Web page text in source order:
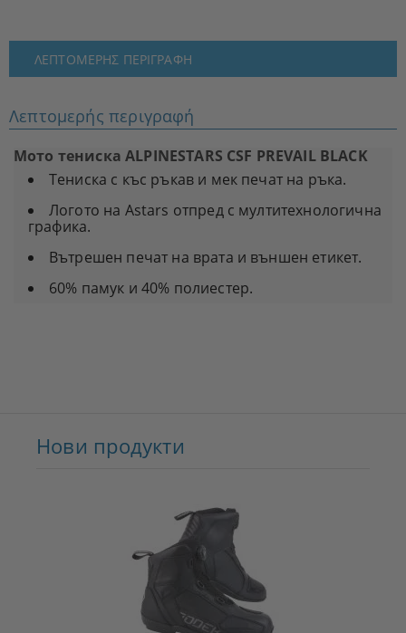
ΛΕΠΤΟΜΕΡΉΣ ΠΕΡΙΓΡΑΦΉ
Λεπτομερής περιγραφή
Мото тениска ALPINESTARS CSF PREVAIL BLACK
Тениска с къс ръкав и мек печат на ръка.
Логото на Astars отпред с мултитехнологична
графика.
Вътрешен печат на врата и външен етикет.
60% памук и 40% полиестер.
Нови продукти